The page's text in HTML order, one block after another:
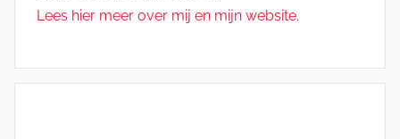
Lees hier meer over mij en mijn website.